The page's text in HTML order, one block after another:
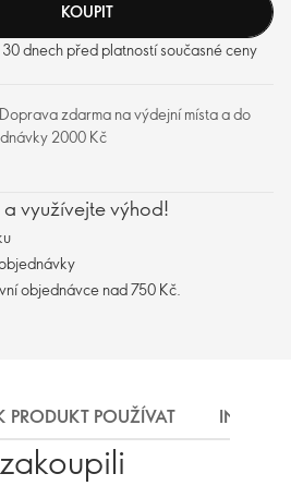
KOUPIT
dnech před platností současné ceny
zdarma na výdejní místa a do
2000 Kč
a využívejte výhod!
objednávce nad 750 Kč.
PRODUKT POUŽÍVAT